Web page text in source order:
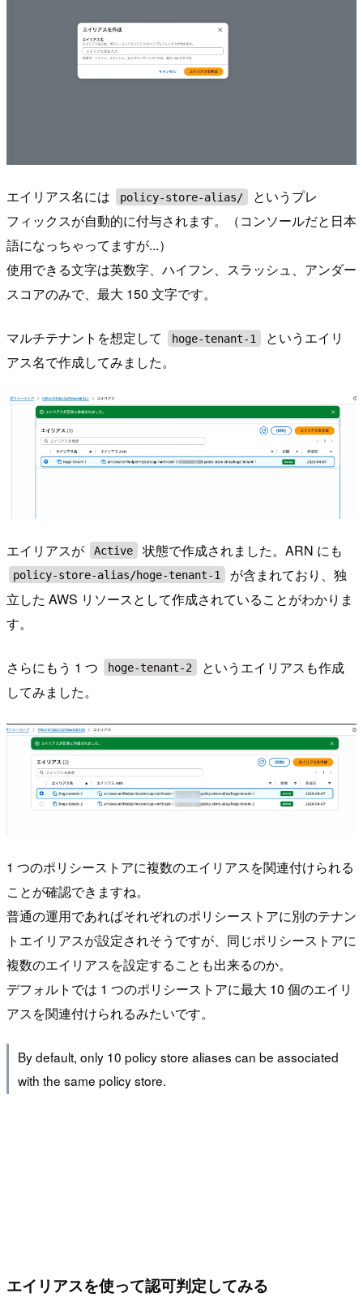
エイリアス名には policy-store-alias/
というプレ
フィックスが自動的に付与されます。（コンソールだと日本
語になっちゃってますが...）
使用できる文字は英数字、ハイフン、スラッシュ、アンダー
スコアのみで、最大 150 文字です。
マルチテナントを想定して hoge-tenant-1
というエイリ
アス名で作成してみました。
エイリアスが Active 状態で作成されました。ARN にも
policy-store-alias/hoge-tenant-1
が含まれており、独
立した AWS リソースとして作成されていることがわかりま
す。
さらにもう 1 つ hoge-tenant-2
というエイリアスも作成
してみました。
1 つのポリシーストアに複数のエイリアスを関連付けられる
ことが確認できますね。
普通の運用であればそれぞれのポリシーストアに別のテナン
トエイリアスが設定されそうですが、同じポリシーストアに
複数のエイリアスを設定することも出来るのか。
デフォルトでは 1 つのポリシーストアに最大 10 個のエイリ
アスを関連付けられるみたいです。
By default, only 10 policy store aliases can be associated
with the same policy store.
エイリアスを使って認可判定してみる